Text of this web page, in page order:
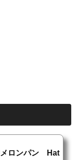
メロンパン Hat